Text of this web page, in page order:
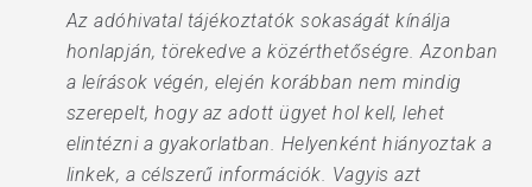
Az adóhivatal tájékoztatók sokaságát kínálja
honlapján, törekedve a közérthetőségre. Azonban
a leírások végén, elején korábban nem mindig
szerepelt, hogy az adott ügyet hol kell, lehet
elintézni a gyakorlatban. Helyenként hiányoztak a
linkek, a célszerű információk. Vagyis azt